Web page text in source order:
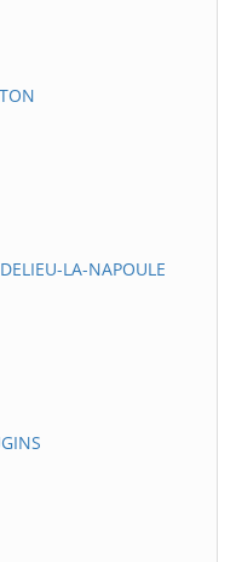
LA-NAPOULE